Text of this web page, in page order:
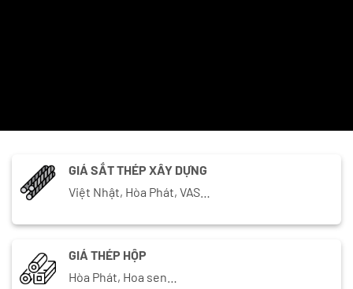
GIÁ SẮT THÉP XÂY DỰNG
Việt Nhật, Hòa Phát, VAS…
GIÁ THÉP HỘP
Hòa Phát, Hoa sen…